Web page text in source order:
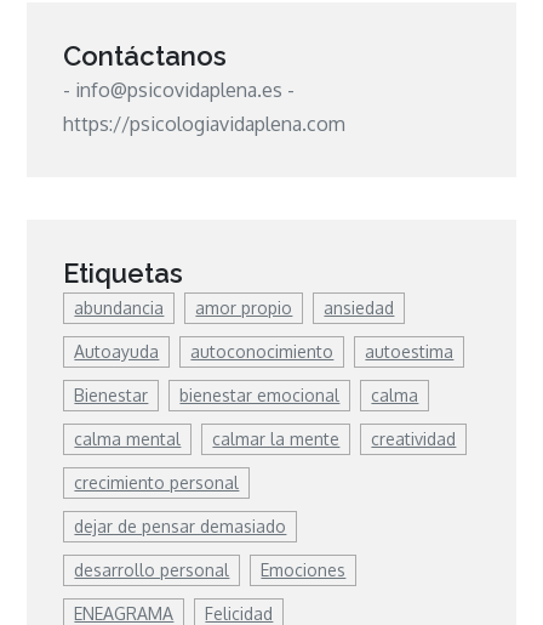
Contáctanos
- info@psicovidaplena.es -
https://psicologiavidaplena.com
Etiquetas
abundancia amor propio ansiedad
Autoayuda autoconocimiento autoestima
Bienestar bienestar emocional calma
calma mental calmar la mente creatividad
crecimiento personal
dejar de pensar demasiado
desarrollo personal Emociones
ENEAGRAMA Felicidad